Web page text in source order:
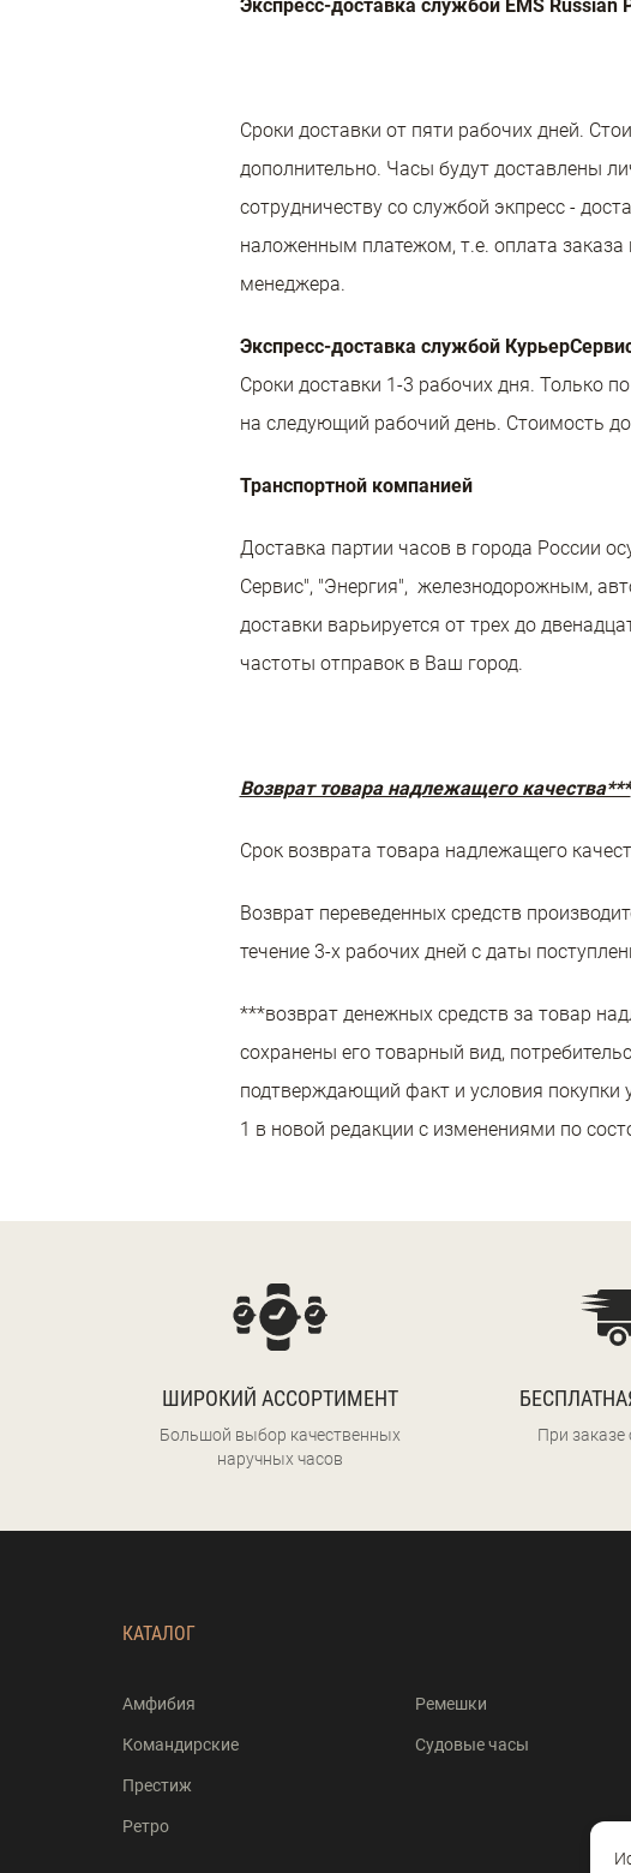
Экспресс-доставка службой EMS Russian
Сроки доставки от пяти рабочих дней.
дополнительно. Часы будут доставлены
сотрудничеству со службой экпресс -
наложенным платежом, т.е. оплата заказа
менеджера.
Экспресс-доставка службой
Сроки доставки 1-3 рабочих дня. Только
на следующий рабочий день. Стоимость до
Транспортной компанией
Доставка партии часов в города России
Сервис", "Энергия", железнодорожным,
доставки варьируется от трех до
частоты отправок в Ваш город.
Возврат товара надлежащего качества***
Срок возврата товара надлежащего
Возврат переведенных средств
течение 3-х рабочих дней с даты
***возврат денежных средств за товар
сохранены его товарный вид,
подтверждающий факт и условия покупки
1 в новой редакции с изменениями по
ШИРОКИЙ АССОРТИМЕНТ
Большой выбор качественных
наручных часов
При заказе
КАТАЛОГ
Амфибия
Командирские
Престиж
Ретро
Ремешки
Судовые часы